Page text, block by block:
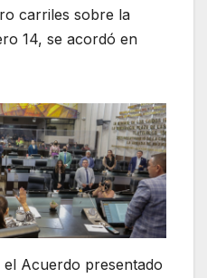
carriles sobre la
14, se acordó en
Acuerdo presentado